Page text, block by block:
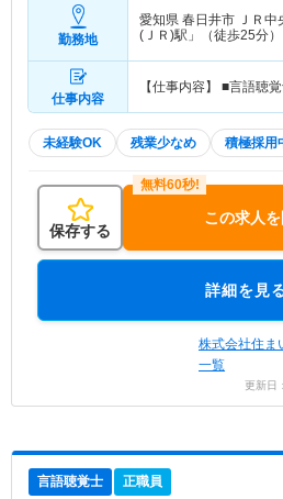
勤務地
愛知県 春日井市 ＪＲ中
(ＪＲ)駅」（徒歩25分）
仕事内容
【仕事内容】 ■言語聴
未経験OK 残業少なめ 積極採用
保存する
この求人
詳細を見
株式会社住ま
一覧
更新
言語聴覚士 正職員